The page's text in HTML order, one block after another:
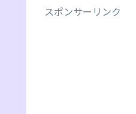
スポンサーリンク